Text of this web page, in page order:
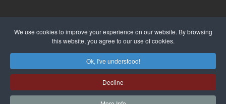
We use cookies to improve your experience on our website. By browsing
this website, you agree to our use of cookies.
Ok, I've understood!
Decline